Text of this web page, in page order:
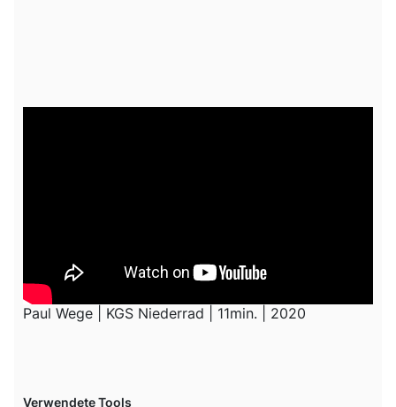
Paul Wege | KGS Niederrad | 11min. | 2020
Verwendete Tools